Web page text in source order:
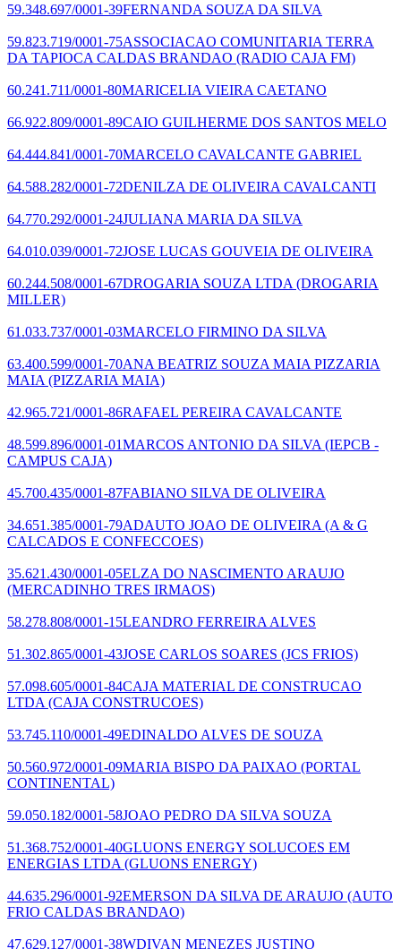
59.348.697/0001-39FERNANDA SOUZA DA SILVA
59.823.719/0001-75ASSOCIACAO COMUNITARIA TERRA
DA TAPIOCA CALDAS BRANDAO (RADIO CAJA FM)
60.241.711/0001-80MARICELIA VIEIRA CAETANO
66.922.809/0001-89CAIO GUILHERME DOS SANTOS MELO
64.444.841/0001-70MARCELO CAVALCANTE GABRIEL
64.588.282/0001-72DENILZA DE OLIVEIRA CAVALCANTI
64.770.292/0001-24JULIANA MARIA DA SILVA
64.010.039/0001-72JOSE LUCAS GOUVEIA DE OLIVEIRA
60.244.508/0001-67DROGARIA SOUZA LTDA (DROGARIA
MILLER)
61.033.737/0001-03MARCELO FIRMINO DA SILVA
63.400.599/0001-70ANA BEATRIZ SOUZA MAIA PIZZARIA
MAIA (PIZZARIA MAIA)
42.965.721/0001-86RAFAEL PEREIRA CAVALCANTE
48.599.896/0001-01MARCOS ANTONIO DA SILVA (IEPCB -
CAMPUS CAJA)
45.700.435/0001-87FABIANO SILVA DE OLIVEIRA
34.651.385/0001-79ADAUTO JOAO DE OLIVEIRA (A & G
CALCADOS E CONFECCOES)
35.621.430/0001-05ELZA DO NASCIMENTO ARAUJO
(MERCADINHO TRES IRMAOS)
58.278.808/0001-15LEANDRO FERREIRA ALVES
51.302.865/0001-43JOSE CARLOS SOARES (JCS FRIOS)
57.098.605/0001-84CAJA MATERIAL DE CONSTRUCAO
LTDA (CAJA CONSTRUCOES)
53.745.110/0001-49EDINALDO ALVES DE SOUZA
50.560.972/0001-09MARIA BISPO DA PAIXAO (PORTAL
CONTINENTAL)
59.050.182/0001-58JOAO PEDRO DA SILVA SOUZA
51.368.752/0001-40GLUONS ENERGY SOLUCOES EM
ENERGIAS LTDA (GLUONS ENERGY)
44.635.296/0001-92EMERSON DA SILVA DE ARAUJO (AUTO
FRIO CALDAS BRANDAO)
47.629.127/0001-38WDIVAN MENEZES JUSTINO